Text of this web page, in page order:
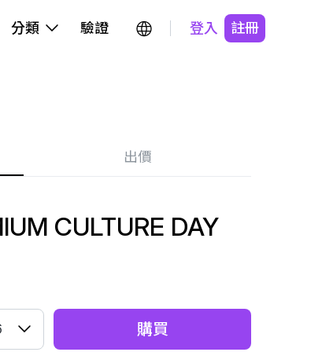
分類 驗證 登入 註冊
出價
CULTURE DAY
購買